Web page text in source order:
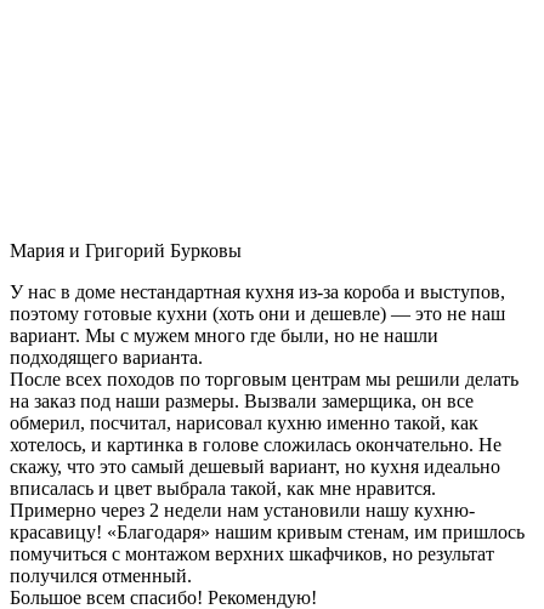
Мария и Григорий Бурковы
У нас в доме нестандартная кухня из-за короба и выступов,
поэтому готовые кухни (хоть они и дешевле) — это не наш
вариант. Мы с мужем много где были, но не нашли
подходящего варианта.
После всех походов по торговым центрам мы решили делать
на заказ под наши размеры. Вызвали замерщика, он все
обмерил, посчитал, нарисовал кухню именно такой, как
хотелось, и картинка в голове сложилась окончательно. Не
скажу, что это самый дешевый вариант, но кухня идеально
вписалась и цвет выбрала такой, как мне нравится.
Примерно через 2 недели нам установили нашу кухню-
красавицу! «Благодаря» нашим кривым стенам, им пришлось
помучиться с монтажом верхних шкафчиков, но результат
получился отменный.
Большое всем спасибо! Рекомендую!